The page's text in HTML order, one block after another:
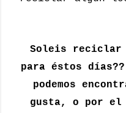
Soleis reciclar
para éstos
podemos
gusta, o por el